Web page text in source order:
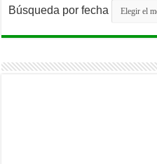
Búsqueda por fecha